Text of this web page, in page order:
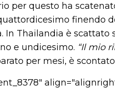
per questo ha
finendo
In Thailandia è
e undicesimo. “Il mio
per mesi, è